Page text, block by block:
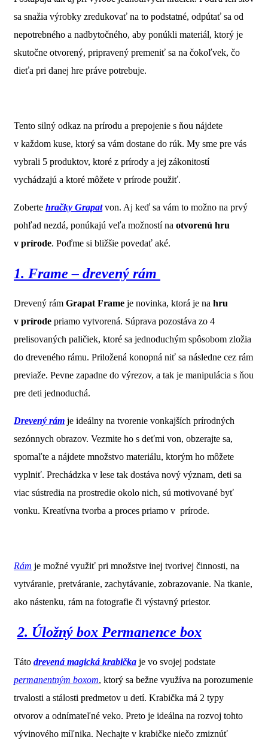
sa snažia výrobky zredukovať na to podstatné, odpútať sa od
nepotrebného a nadbytočného, ​​aby ponúkli materiál, ktorý je
skutočne otvorený, pripravený premeniť sa na čokoľvek, čo
dieťa pri danej hre práve potrebuje.
Tento silný odkaz na prírodu a prepojenie s ňou nájdete
v každom kuse, ktorý sa vám dostane do rúk. My sme pre vás
vybrali 5 produktov, ktoré z prírody a jej zákonitostí
vychádzajú a ktoré môžete v prírode použiť.
Zoberte hračky Grapatvon. Aj keď sa vám to možno na prvý
pohľad nezdá, ponúkajú veľa možností na otvorenú hru
v prírode. Poďme si bližšie povedať aké.
1. Frame – drevený rám
Drevený rám Grapat Frame je novinka, ktorá je na hru
v prírode priamo vytvorená. Súprava pozostáva zo 4
prelisovaných paličiek, ktoré sa jednoduchým spôsobom zložia
do dreveného rámu. Priložená konopná niť sa následne cez rám
previaže. Pevne zapadne do výrezov, a tak je manipulácia s ňou
pre deti jednoduchá.
Drevený rám je ideálny na tvorenie vonkajších prírodných
sezónnych obrazov. Vezmite ho s deťmi von, obzerajte sa,
spomaľte a nájdete množstvo materiálu, ktorým ho môžete
vyplniť. Prechádzka v lese tak dostáva nový význam, deti sa
viac sústredia na prostredie okolo nich, sú motivované byť
vonku. Kreatívna tvorba a proces priamo v prírode.
Rám je možné využiť pri množstve inej tvorivej činnosti, na
vytváranie, pretváranie, zachytávanie, zobrazovanie. Na tkanie,
ako nástenku, rám na fotografie či výstavný priestor.
2. Úložný box Permanence box
Táto drevená magická krabička je vo svojej podstate
permanentným boxom, ktorý sa bežne využíva na porozumenie
trvalosti a stálosti predmetov u detí. Krabička má 2 typy
otvorov a odnímateľné veko. Preto je ideálna na rozvoj tohto
vývinového míľnika. Nechajte v krabičke niečo zmiznúť